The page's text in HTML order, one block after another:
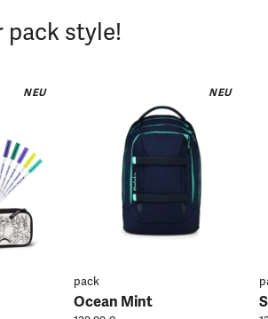
pack style!
NEU NEU
pack
Ocean Mint